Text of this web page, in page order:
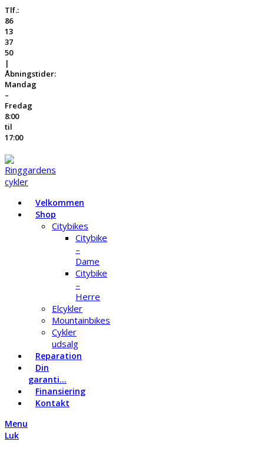
Tlf.:
86
13
37
50
|
Åbningstider:
Mandag
–
Fredag
8:00
til
17:00
Velkommen
Shop
Citybikes
Citybike
–
Dame
Citybike
–
Herre
Elcykler
Mountainbikes
Cykler
udsalg
Reparation
Din
garanti…
Finansiering
Kontakt
Menu
Luk